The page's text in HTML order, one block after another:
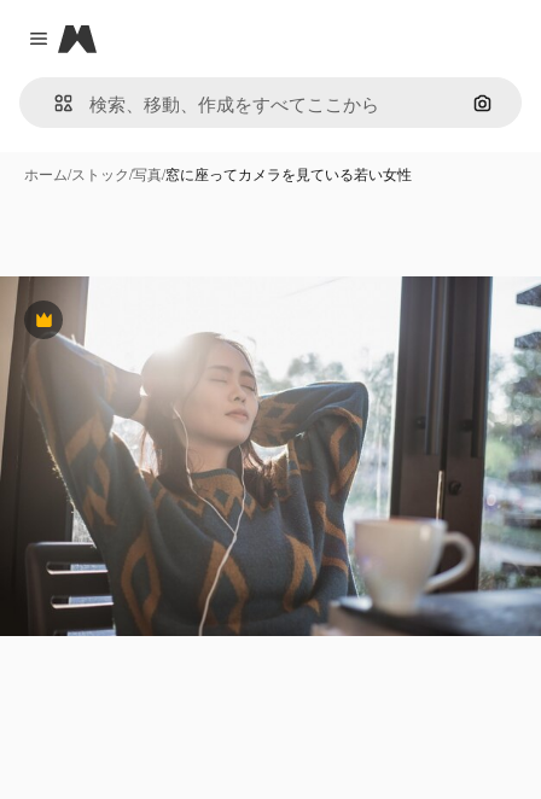
Close menu
Magnific
画像で
ホーム/ストック/写真/窓に座ってカメラを見ている若い女性
Premium